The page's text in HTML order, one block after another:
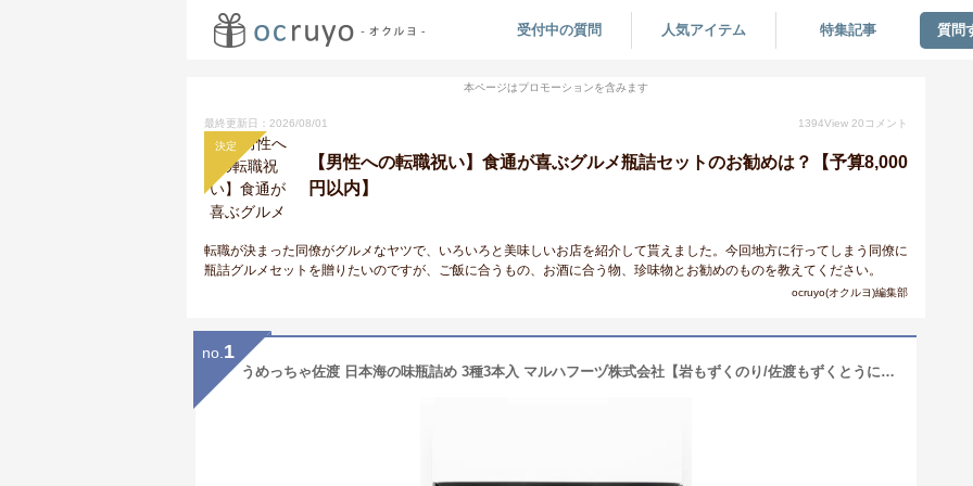
受付中の質問 人気アイテム 特集記事 質問
本ページはプロモーションを含みます
最終更新日：2026/08/01 1394View 20 コメント
決定
【男性への転職祝い】食通が喜ぶグルメ瓶詰セットのお勧めは？【予算8,000
円以内】
転職が決まった同僚がグルメなヤツで、いろいろと美味しいお店を紹介して貰えました。今回地方に行ってしまう同僚に
瓶詰グルメセットを贈りたいのですが、ご飯に合うもの、お酒に合う物、珍味物とお勧めのものを教えてください。
ocruyo(オクルヨ)編集部
no. 1
うめっちゃ佐渡 日本海の味瓶詰め 3種3本入 マルハフーヅ株式会社【岩もずくのり/佐渡もずくとうにのり/極みさざえ味噌】【海苔/ノリ/佃煮/ウニ/ごはんのおとも/ごはんのお供/肴】【贈り物に！のし（熨斗）無料】【送料無料】